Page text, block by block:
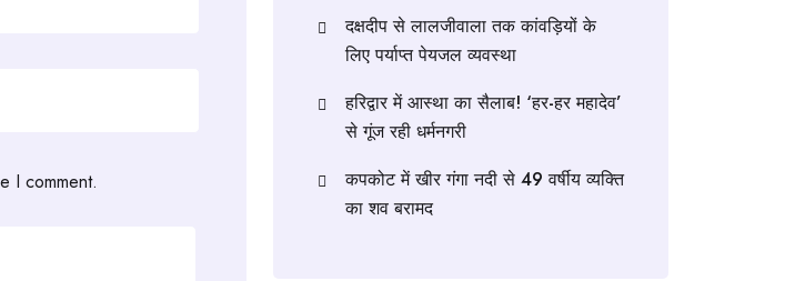
I comment.
दक्षदीप से लालजीवाला तक कांवड़ियों के
लिए पर्याप्त पेयजल व्यवस्था
हरिद्वार में आस्था का सैलाब! ‘हर-हर महादेव’
से गूंज रही धर्मनगरी
कपकोट में खीर गंगा नदी से 49 वर्षीय व्यक्ति
का शव बरामद